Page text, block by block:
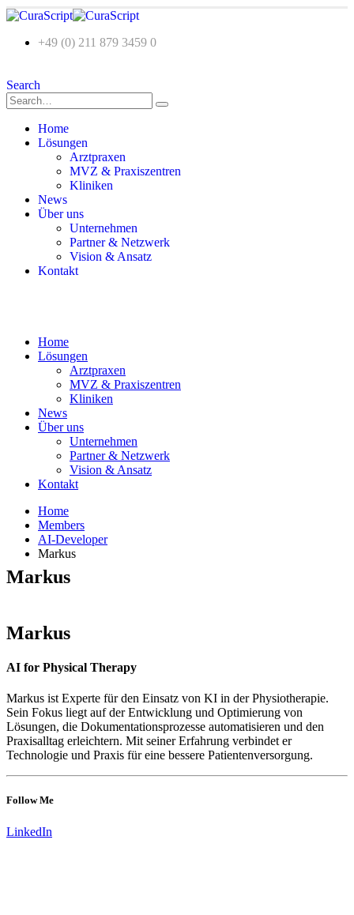
+49 (0) 211 879 3459 0
Search
Home
Lösungen
Arztpraxen
MVZ & Praxiszentren
Kliniken
News
Über uns
Unternehmen
Partner & Netzwerk
Vision & Ansatz
Kontakt
Home
Lösungen
Arztpraxen
MVZ & Praxiszentren
Kliniken
News
Über uns
Unternehmen
Partner & Netzwerk
Vision & Ansatz
Kontakt
Home
Members
AI-Developer
Markus
Markus
Markus
AI for Physical Therapy
Markus ist Experte für den Einsatz von KI in der Physiotherapie.
Sein Fokus liegt auf der Entwicklung und Optimierung von
Lösungen, die Dokumentationsprozesse automatisieren und den
Praxisalltag erleichtern. Mit seiner Erfahrung verbindet er
Technologie und Praxis für eine bessere Patientenversorgung.
Follow Me
LinkedIn